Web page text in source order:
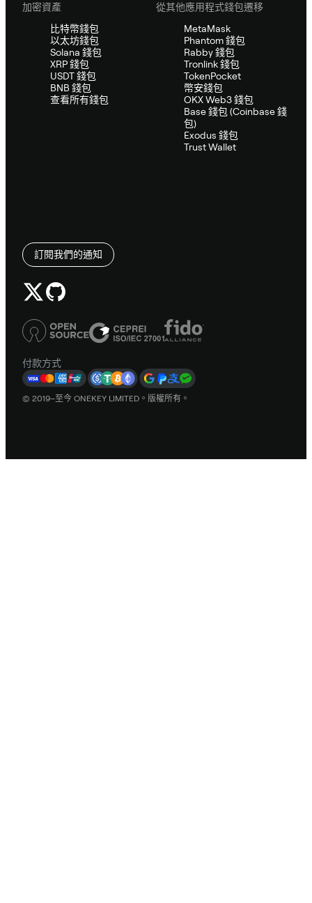
加密資產
比特幣錢包
以太坊錢包
Solana 錢包
XRP 錢包
USDT 錢包
BNB 錢包
查看所有錢包
從其他應用程式錢包遷移
MetaMask
Phantom 錢包
Rabby 錢包
Tronlink 錢包
TokenPocket
幣安錢包
OKX Web3 錢包
Base 錢包 (Coinbase 錢
包)
Exodus 錢包
Trust Wallet
訂閱我們的通知
付款方式
© 2019–至今 ONEKEY LIMITED。版權所有。